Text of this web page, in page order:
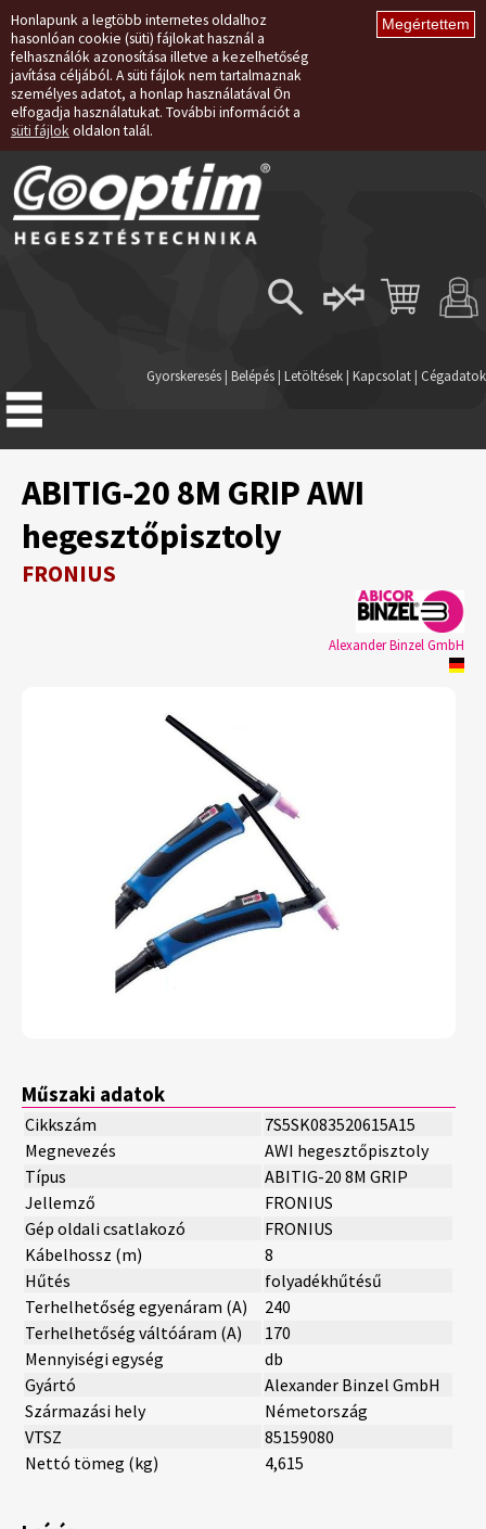
Honlapunk a legtöbb internetes oldalhoz
hasonlóan cookie (süti) fájlokat használ a
felhasználók azonosítása illetve a kezelhetőség
javítása céljából. A süti fájlok nem tartalmaznak
személyes adatot, a honlap használatával Ön
elfogadja használatukat. További információt a
süti fájlok oldalon talál.
Regisztráció
Gyorskeresés| Belépés | Letöltések | Kapcsolat | Cégadatok
ABITIG-20 8M GRIP AWI
hegesztőpisztoly
FRONIUS
Alexander Binzel GmbH
Műszaki adatok
Cikkszám
7S5SK083520615A15
Megnevezés
AWI hegesztőpisztoly
Típus
ABITIG-20 8M GRIP
Jellemző
FRONIUS
Gép oldali csatlakozó
FRONIUS
Kábelhossz (m)
8
Hűtés
folyadékhűtésű
Terhelhetőség egyenáram (A)
240
Terhelhetőség váltóáram (A)
170
Mennyiségi egység
db
Gyártó
Alexander Binzel GmbH
Származási hely
Németország
VTSZ
85159080
Nettó tömeg (kg)
4,615